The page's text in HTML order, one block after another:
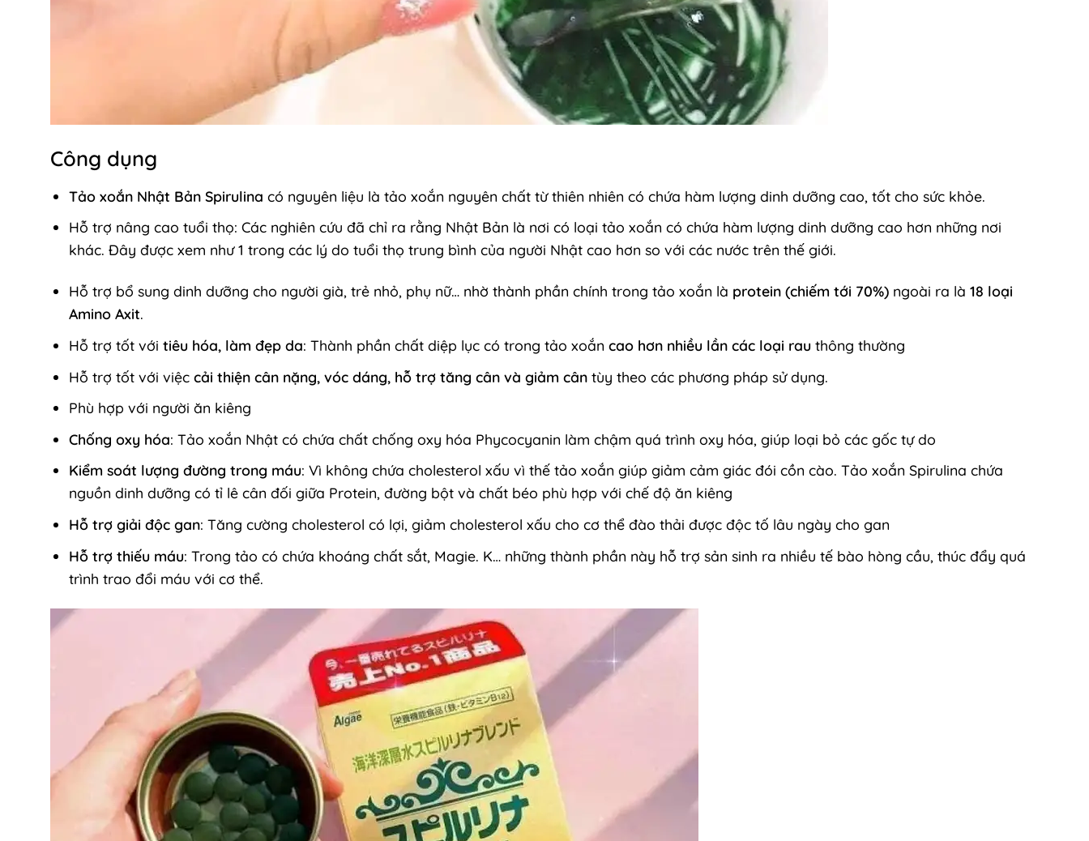
Công dụng
Tảo xoắn Nhật Bản Spirulina có nguyên liệu là tảo xoắn nguyên chất từ thiên nhiên có chứa hàm lượng dinh dưỡng cao, tốt cho sức khỏe.
Hỗ trợ nâng cao tuổi thọ: Các nghiên cứu đã chỉ ra rằng Nhật Bản là nơi có loại tảo xoắn có chứa hàm lượng dinh dưỡng cao hơn những nơi
khác. Đây được xem như 1 trong các lý do tuổi thọ trung bình của người Nhật cao hơn so với các nước trên thế giới.
Hỗ trợ bổ sung dinh dưỡng cho người già, trẻ nhỏ, phụ nữ… nhờ thành phần chính trong tảo xoắn là protein (chiếm tới 70%) ngoài ra là18 loại
Amino Axit.
Hỗ trợ tốt vớitiêu hóa, làm đẹp da: Thành phần chất diệp lục có trong tảo xoắncao hơn nhiều lần các loại rau thông thường
Hỗ trợ tốt với việccải thiện cân nặng, vóc dáng, hỗ trợ tăng cân và giảm cân tùy theo các phương pháp sử dụng.
Phù hợp với người ăn kiêng
Chống oxy hóa: Tảo xoắn Nhật có chứa chất chống oxy hóa Phycocyanin làm chậm quá trình oxy hóa, giúp loại bỏ các gốc tự do
Kiểm soát lượng đường trong máu: Vì không chứa cholesterol xấu vì thế tảo xoắn giúp giảm cảm giác đói cồn cào. Tảo xoắn Spirulina chứa
nguồn dinh dưỡng có tỉ lê cân đối giữa Protein, đường bột và chất béo phù hợp với chế độ ăn kiêng
Hỗ trợ giải độc gan: Tăng cường cholesterol có lợi, giảm cholesterol xấu cho cơ thể đào thải được độc tố lâu ngày cho gan
Hỗ trợ thiếu máu: Trong tảo có chứa khoáng chất sắt, Magie. K… những thành phần này hỗ trợ sản sinh ra nhiều tế bào hòng cầu, thúc đẩy quá
trình trao đổi máu với cơ thể.